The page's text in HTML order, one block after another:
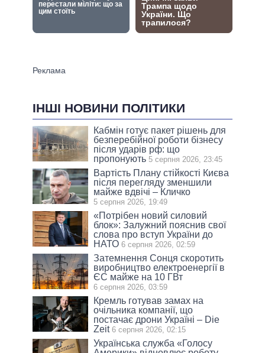
ІНШІ НОВИНИ ПОЛІТИКИ
Кабмін готує пакет рішень для
безперебійної роботи бізнесу
після ударів рф: що
пропонують 5 серпня 2026, 23:45
Вартість Плану стійкості Києва
після перегляду зменшили
майже вдвічі – Кличко
5 серпня 2026, 19:49
«Потрібен новий силовий
блок»: Залужний пояснив свої
слова про вступ України до
НАТО 6 серпня 2026, 02:59
Затемнення Сонця скоротить
виробництво електроенергії в
ЄС майже на 10 ГВт
6 серпня 2026, 03:59
Кремль готував замах на
очільника компанії, що
постачає дрони Україні – Die
Zeit 6 серпня 2026, 02:15
Українська служба «Голосу